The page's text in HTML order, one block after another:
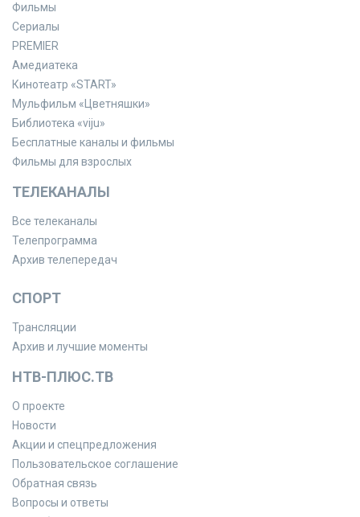
Фильмы
Сериалы
PREMIER
Амедиатека
Кинотеатр «START»
Мульфильм «Цветняшки»
Библиотека «viju»
Бесплатные каналы и фильмы
Фильмы для взрослых
ТЕЛЕКАНАЛЫ
Все телеканалы
Телепрограмма
Архив телепередач
СПОРТ
Трансляции
Архив и лучшие моменты
НТВ-ПЛЮС.ТВ
О проекте
Новости
Акции и спецпредложения
Пользовательское соглашение
Обратная связь
Вопросы и ответы